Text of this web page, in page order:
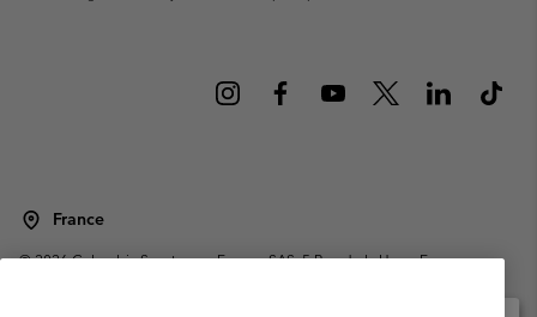
France
©2026Columbia Sportswear Europe SAS. 5 Rue de la Haye, Espace